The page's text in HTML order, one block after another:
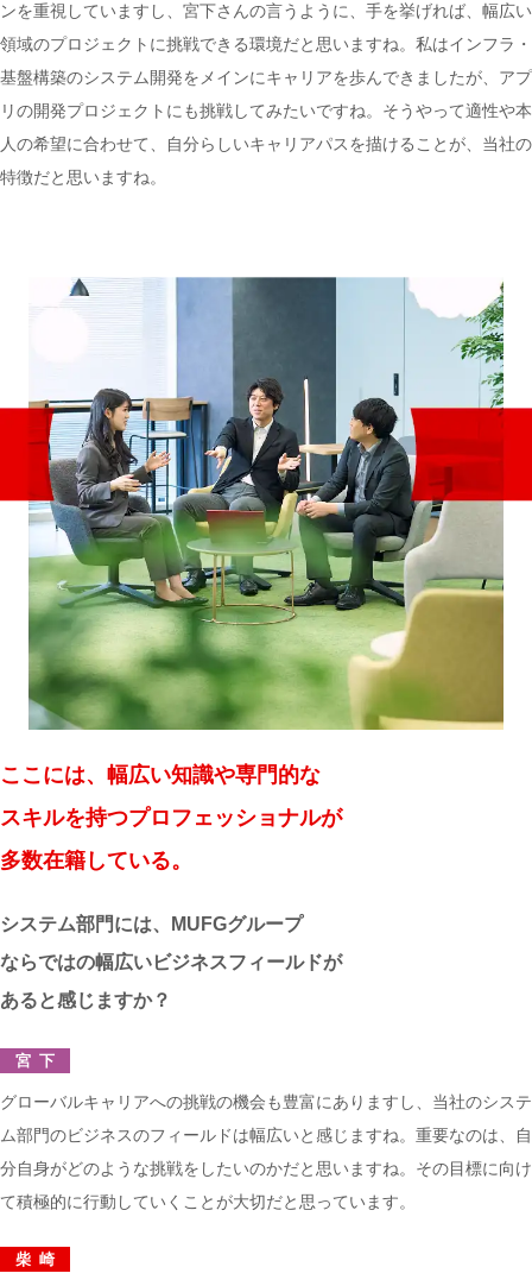
ンを重視していますし、宮下さんの言うように、手を挙げれば、幅広い
領域のプロジェクトに挑戦できる環境だと思いますね。私はインフラ・
基盤構築のシステム開発をメインにキャリアを歩んできましたが、アプ
リの開発プロジェクトにも挑戦してみたいですね。そうやって適性や本
人の希望に合わせて、自分らしいキャリアパスを描けることが、当社の
特徴だと思いますね。
ここには、幅広い知識や専門的な
スキルを持つプロフェッショナルが
多数在籍している。
システム部門には、MUFGグループ
ならではの幅広いビジネスフィールドが
あると感じますか？
宮下
グローバルキャリアへの挑戦の機会も豊富にありますし、当社のシステ
ム部門のビジネスのフィールドは幅広いと感じますね。重要なのは、自
分自身がどのような挑戦をしたいのかだと思いますね。その目標に向け
て積極的に行動していくことが大切だと思っています。
柴崎